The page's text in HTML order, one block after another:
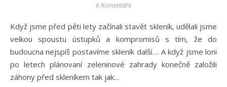
6 Komentáře
Když jsme před pěti lety začínali stavět skleník, udělali jsme
velkou spoustu ústupků a kompromisů s tím, že do
budoucna nejspíš postavíme skleník další…. A když jsme loni
po letech plánovaní zeleninové zahrady konečně založili
záhony před skleníkem tak jak…